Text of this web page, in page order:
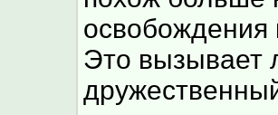
освобождения
Это вызывает